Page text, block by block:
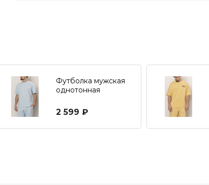
Футболка мужская
однотонная
2 599 ₽